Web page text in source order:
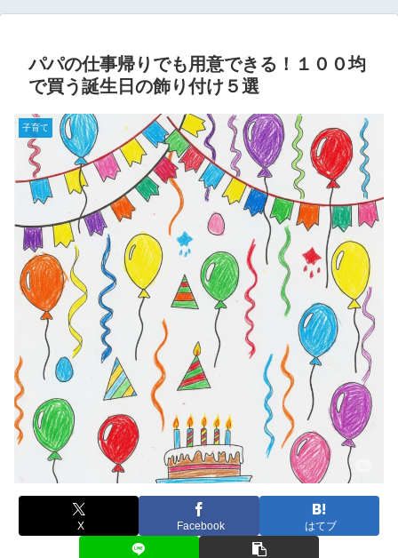
パパの仕事帰りでも用意できる！１００均
で買う誕生日の飾り付け５選
子育て
X Facebook はてブ